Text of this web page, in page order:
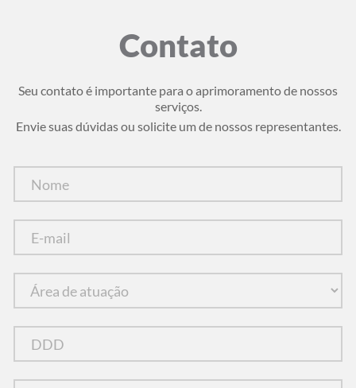
Contato
Seu contato é importante para o aprimoramento de nossos
serviços.
Envie suas dúvidas ou solicite um de nossos representantes.